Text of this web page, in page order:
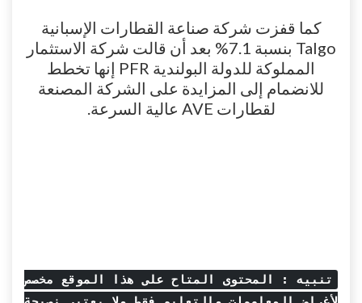
كما قفزت شركة صناعة القطارات الإسبانية
Talgo بنسبة 7.1% بعد أن قالت شركة الاستثمار
المملوكة للدولة البولندية PFR إنها تخطط
للانضمام إلى المزايدة على الشركة المصنعة
لقطارات AVE عالية السرعة.
تنبيه : المحتوى المتاح على هذا الموقع مخصص